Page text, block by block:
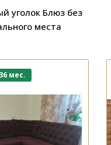
уголок Блюз без
места
мес.